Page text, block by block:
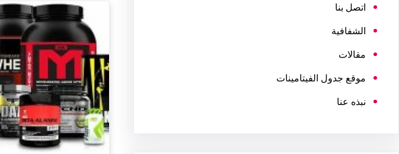
اتصل بنا
الشفافية
مقالات
موقع جدول الفيتامينات
نبذه عنا